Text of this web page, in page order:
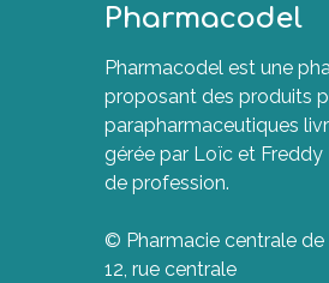
Pharmacodel
Pharmacodel est une
proposant des produits
parapharmaceutiques
gérée par Loïc et
de profession.
© Pharmacie centrale de
12, rue centrale